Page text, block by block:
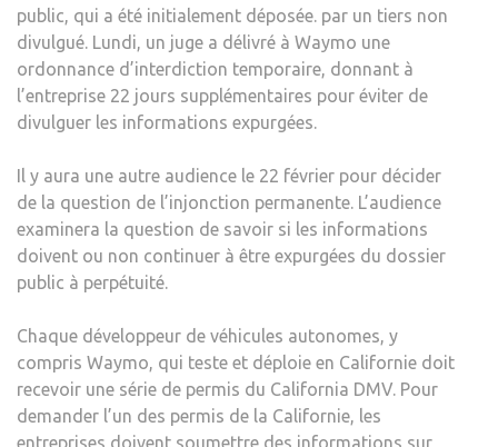
public, qui a été initialement déposée. par un tiers non
divulgué. Lundi, un juge a délivré à Waymo une
ordonnance d’interdiction temporaire, donnant à
l’entreprise 22 jours supplémentaires pour éviter de
divulguer les informations expurgées.
Il y aura une autre audience le 22 février pour décider
de la question de l’injonction permanente. L’audience
examinera la question de savoir si les informations
doivent ou non continuer à être expurgées du dossier
public à perpétuité.
Chaque développeur de véhicules autonomes, y
compris Waymo, qui teste et déploie en Californie doit
recevoir une série de permis du California DMV. Pour
demander l’un des permis de la Californie, les
entreprises doivent soumettre des informations sur